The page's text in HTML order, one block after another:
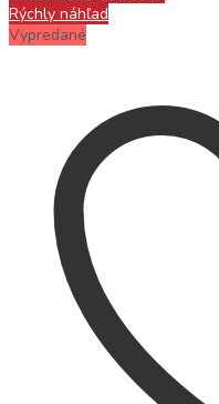
Rýchly náhľad
Vypredané